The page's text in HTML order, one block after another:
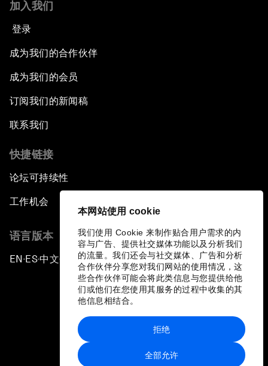
本网站使用 cookie
我们使用 Cookie 来制作贴合用户需求的内
容与广告、提供社交媒体功能以及分析我们
的流量。我们还会与社交媒体、广告和分析
合作伙伴分享您对我们网站的使用情况，这
些合作伙伴可能会将此类信息与您提供给他
们或他们在您使用其服务的过程中收集的其
他信息相结合。
全部允许
拒绝
加入我们
登录
成为我们的合作伙伴
成为我们的会员
订阅我们的新闻稿
联系我们
快捷链接
论坛可持续性
工作机会
语言版本
EN ▪ ES▪中文▪ 日本語
站点地图